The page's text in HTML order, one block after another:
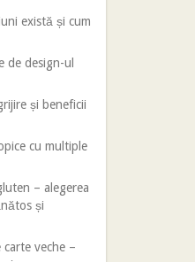
există și cum
de design-ul
și beneficii
cu multiple
– alegerea
și
veche –